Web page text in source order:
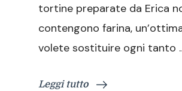
tortine preparate da Erica
contengono farina,
volete sostituire ogni tanto
Leggi tutto